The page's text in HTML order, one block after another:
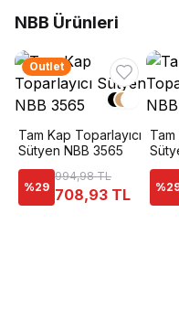
NBB Ürünleri
Outlet
Tam Kap Toparlayıcı
Sütyen NBB 3565
%29
994,98 TL
708,93 TL
Tam
%